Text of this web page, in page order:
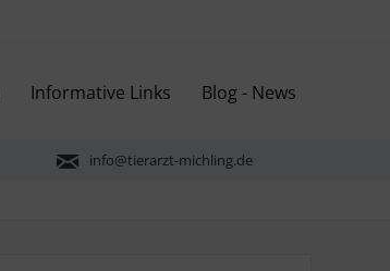
Informative Links Blog - News
info@tierarzt-michling.de